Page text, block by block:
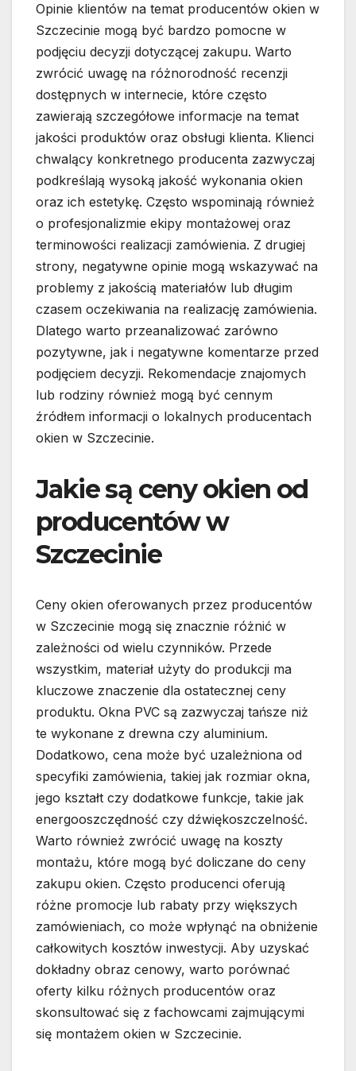
Opinie klientów na temat producentów okien w
Szczecinie mogą być bardzo pomocne w
podjęciu decyzji dotyczącej zakupu. Warto
zwrócić uwagę na różnorodność recenzji
dostępnych w internecie, które często
zawierają szczegółowe informacje na temat
jakości produktów oraz obsługi klienta. Klienci
chwalący konkretnego producenta zazwyczaj
podkreślają wysoką jakość wykonania okien
oraz ich estetykę. Często wspominają również
o profesjonalizmie ekipy montażowej oraz
terminowości realizacji zamówienia. Z drugiej
strony, negatywne opinie mogą wskazywać na
problemy z jakością materiałów lub długim
czasem oczekiwania na realizację zamówienia.
Dlatego warto przeanalizować zarówno
pozytywne, jak i negatywne komentarze przed
podjęciem decyzji. Rekomendacje znajomych
lub rodziny również mogą być cennym
źródłem informacji o lokalnych producentach
okien w Szczecinie.
Jakie są ceny okien od
producentów w
Szczecinie
Ceny okien oferowanych przez producentów
w Szczecinie mogą się znacznie różnić w
zależności od wielu czynników. Przede
wszystkim, materiał użyty do produkcji ma
kluczowe znaczenie dla ostatecznej ceny
produktu. Okna PVC są zazwyczaj tańsze niż
te wykonane z drewna czy aluminium.
Dodatkowo, cena może być uzależniona od
specyfiki zamówienia, takiej jak rozmiar okna,
jego kształt czy dodatkowe funkcje, takie jak
energooszczędność czy dźwiękoszczelność.
Warto również zwrócić uwagę na koszty
montażu, które mogą być doliczane do ceny
zakupu okien. Często producenci oferują
różne promocje lub rabaty przy większych
zamówieniach, co może wpłynąć na obniżenie
całkowitych kosztów inwestycji. Aby uzyskać
dokładny obraz cenowy, warto porównać
oferty kilku różnych producentów oraz
skonsultować się z fachowcami zajmującymi
się montażem okien w Szczecinie.